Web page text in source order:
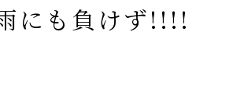
にも負けず!!!!